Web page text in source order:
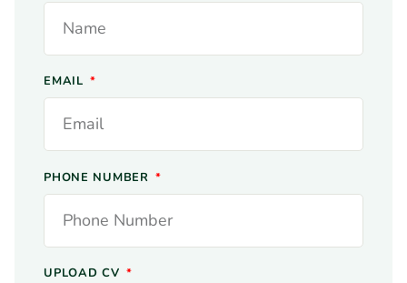
EMAIL
PHONE NUMBER
UPLOAD CV